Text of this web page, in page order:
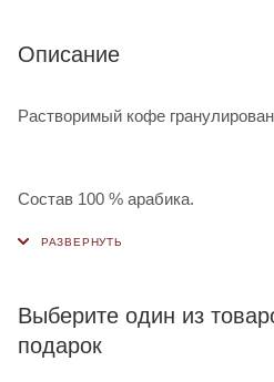
Описание
Растворимый кофе
Состав 100 % арабика.
Выберите один из
подарок